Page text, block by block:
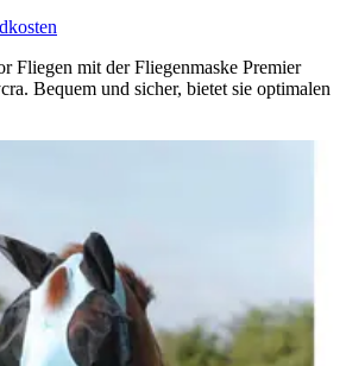
Fliegen mit der Fliegenmaske Premier
Bequem und sicher, bietet sie optimalen